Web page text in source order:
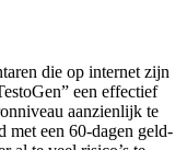
die op internet zijn
een effectief
aanzienlijk te
met een 60-dagen geld-